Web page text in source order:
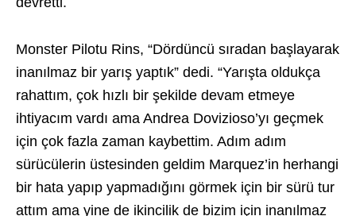
Monster Pilotu Rins, “Dördüncü sıradan başlayarak
inanılmaz bir yarış yaptık” dedi. “Yarışta oldukça
rahattım, çok hızlı bir şekilde devam etmeye
ihtiyacım vardı ama Andrea Dovizioso’yı geçmek
için çok fazla zaman kaybettim. Adım adım
sürücülerin üstesinden geldim Marquez’in herhangi
bir hata yapıp yapmadığını görmek için bir sürü tur
attım ama yine de ikincilik de bizim için inanılmaz